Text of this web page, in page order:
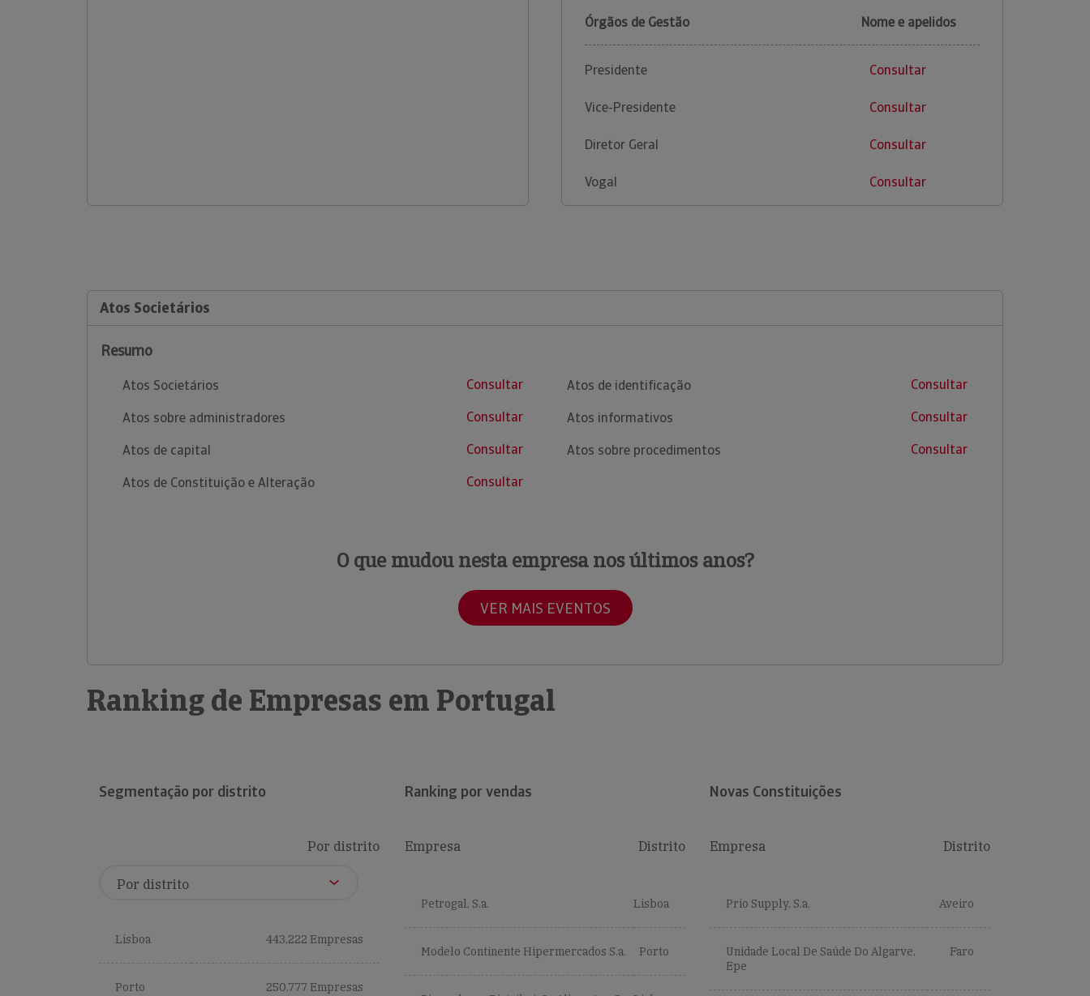
Órgãos de Gestão Nome e apelidos
Presidente Consultar
Vice-Presidente Consultar
Diretor Geral Consultar
Vogal Consultar
Atos Societários
Resumo
Atos Societários
Consultar
Atos sobre administradores
Consultar
Atos de capital
Consultar
Atos de Constituição e Alteração
Consultar
Atos de identificação
Consultar
Atos informativos
Consultar
Atos sobre procedimentos
Consultar
O que mudou nesta empresa nos últimos anos?
VER MAIS EVENTOS
Ranking de Empresas em Portugal
Segmentação por distrito
Por distrito
Lisboa 443,222 Empresas
Porto 250,777 Empresas
Ranking por vendas
Empresa Distrito
Petrogal, S.a. Lisboa
Modelo Continente Hipermercados S.a. Porto
Novas Constituições
Empresa Distrito
Prio Supply, S.a. Aveiro
Unidade Local De Saúde Do Algarve,
Epe
Faro